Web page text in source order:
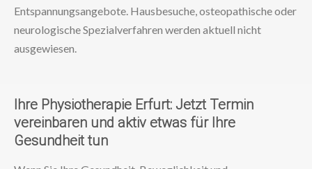
Entspannungsangebote. Hausbesuche, osteopathische oder
neurologische Spezialverfahren werden aktuell nicht
ausgewiesen.
Ihre Physiotherapie Erfurt: Jetzt Termin
vereinbaren und aktiv etwas für Ihre
Gesundheit tun